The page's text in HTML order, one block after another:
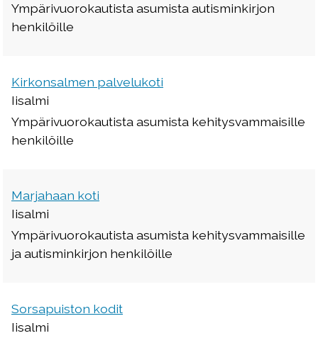
Ympärivuorokautista asumista autisminkirjon
henkilöille
Kirkonsalmen palvelukoti
Iisalmi
Ympärivuorokautista asumista kehitysvammaisille
henkilöille
Marjahaan koti
Iisalmi
Ympärivuorokautista asumista kehitysvammaisille
ja autisminkirjon henkilöille
Sorsapuiston kodit
Iisalmi